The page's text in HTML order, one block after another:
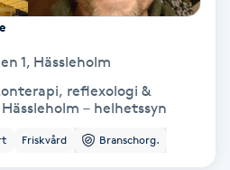
1, Hässleholm
reflexologi &
– helhetssyn
Friskvård Branschorg.